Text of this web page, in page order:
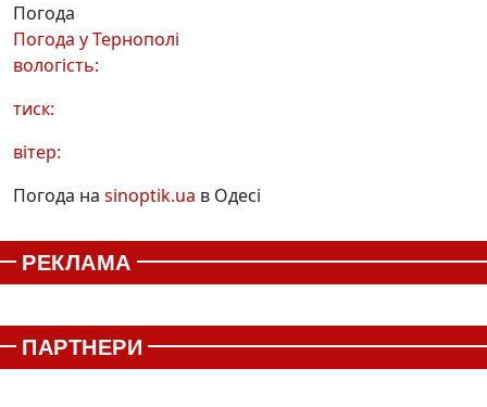
Погода
Погода уТернополі
вологість:
тиск:
вітер:
Погода на sinoptik.ua в Одесі
РЕКЛАМА
ПАРТНЕРИ